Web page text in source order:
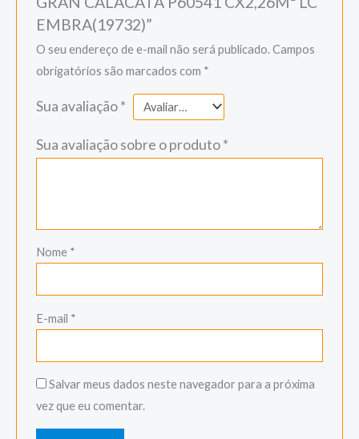
EMBRA(19732)”
O seu endereço de e-mail não será publicado.Campos
obrigatórios são marcados com *
Sua avaliação*
Sua avaliação sobre o produto*
Nome *
E-mail *
Salvar meus dados neste navegador para a próxima
vez que eu comentar.